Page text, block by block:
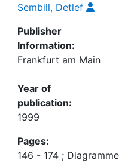
Sembill, Detlef
Publisher
Information:
Frankfurt am Main
Year of
publication:
1999
Pages:
146 - 174 ; Diagramme